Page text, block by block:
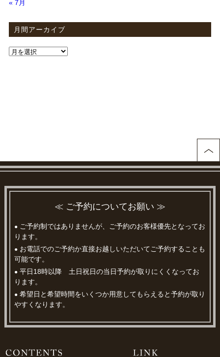
« 7月
月間アーカイブ
≪ ご予約についてお願い ≫
● ご予約制ではありませんが、ご予約のお客様優先となってお
ります。
● お電話でのご予約か直接お越しいただいてご予約することも
可能です。
● 平日18時以降 土日祝日の当日予約が取りにくくなってお
ります。
● 希望日と希望時間をいくつか用意してもらえると予約が取り
やすくなります。